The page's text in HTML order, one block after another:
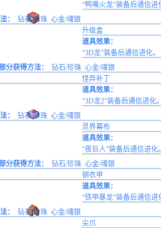
“鸭嘴火龙”装备后通信进
：
钻石/珍珠 心金/魂银
升级盒
道具效果：
“3D龙”装备后通信进化。
分获得方法：
钻石/珍珠 心金/魂银
怪异补丁
道具效果：
“3D龙2”装备后通信进化
：
钻石/珍珠 心金/魂银
灵界幕布
道具效果：
“夜巨人”装备后通信进化
分获得方法：
钻石/珍珠 心金/魂银
钢衣甲
道具效果：
“铁甲暴龙”装备后通信进
：
钻石/珍珠 心金/魂银
尖爪